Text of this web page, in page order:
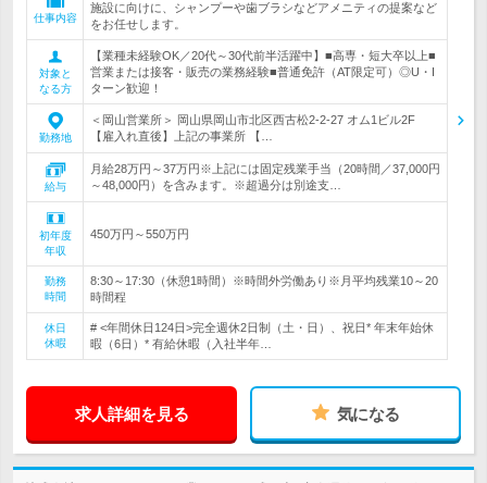
仕事内容
施設に向けに、シャンプーや歯ブラシなどアメニティの提案など
をお任せします。
対象と
なる方
【業種未経験OK／20代～30代前半活躍中】■高専・短大卒以上■
営業または接客・販売の業務経験■普通免許（AT限定可）◎U・I
ターン歓迎！
勤務地
＜岡山営業所＞ 岡山県岡山市北区西古松2-2-27 オム1ビル2F
【雇入れ直後】上記の事業所 【…
給与
月給28万円～37万円※上記には固定残業手当（20時間／37,000円
～48,000円）を含みます。※超過分は別途支…
初年度
年収
450万円～550万円
勤務
時間
8:30～17:30（休憩1時間）※時間外労働あり※月平均残業10～20
時間程
休日
休暇
# <年間休日124日>完全週休2日制（土・日）、祝日* 年末年始休
暇（6日）* 有給休暇（入社半年…
求人詳細を見る 気になる